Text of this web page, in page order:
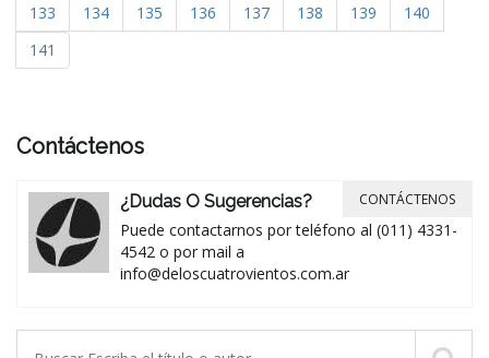
133
134 135 136 137 138 139
140
141
Contáctenos
¿Dudas O Sugerencias?
Puede contactarnos por teléfono al (011) 4331-
4542 o por mail a
info@deloscuatrovientos.com.ar
CONTÁCTENOS